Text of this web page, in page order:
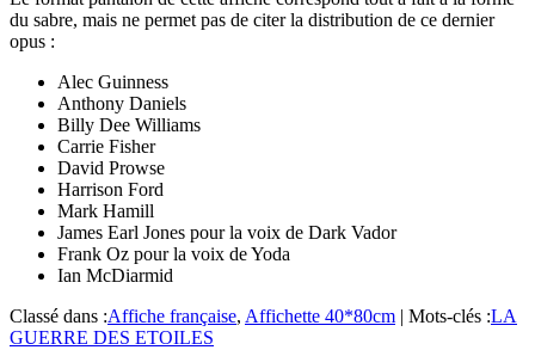
du sabre, mais ne permet pas de citer la distribution de ce dernier
opus :
Alec Guinness
Anthony Daniels
Billy Dee Williams
Carrie Fisher
David Prowse
Harrison Ford
Mark Hamill
James Earl Jones pour la voix de Dark Vador
Frank Oz pour la voix de Yoda
Ian McDiarmid
Classé dans :Affiche française, Affichette 40*80cm | Mots-clés :LA
GUERRE DES ETOILES